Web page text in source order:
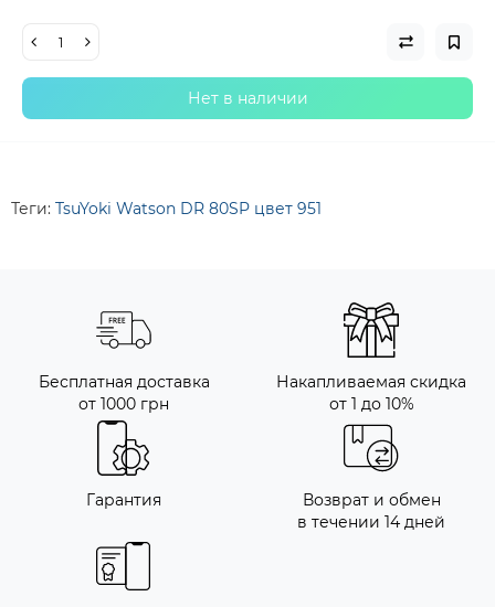
Нет в наличии
Теги: TsuYoki Watson DR 80SP цвет 951
Бесплатная доставка
от 1000 грн
Накапливаемая скидка
от 1 до 10%
Гарантия
Возврат и обмен
в течении 14 дней